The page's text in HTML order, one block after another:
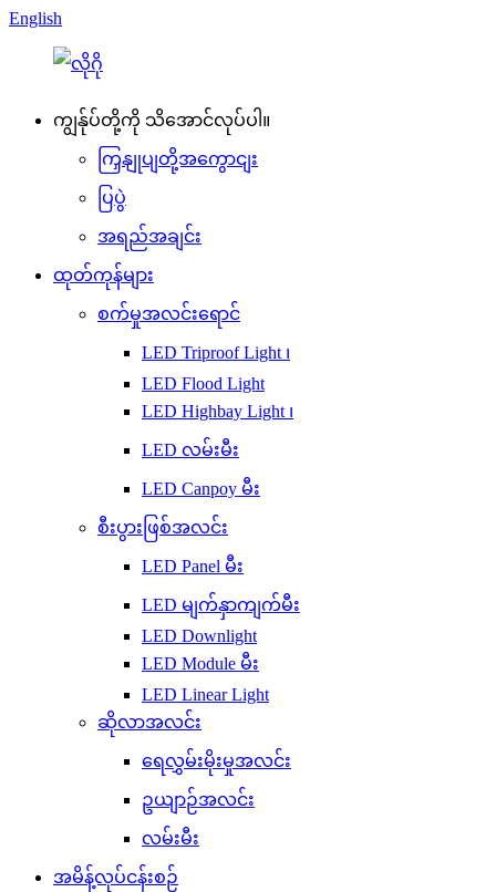
English
ကျွန်ုပ်တို့ကို သိအောင်လုပ်ပါ။
ကြှနျုပျတို့အကွောငျး
ပြပွဲ
အရည်အချင်း
ထုတ်ကုန်များ
စက်မှုအလင်းရောင်
LED Triproof Light ၊
LED Flood Light
LED Highbay Light ၊
LED လမ်းမီး
LED Canpoy မီး
စီးပွားဖြစ်အလင်း
LED Panel မီး
LED မျက်နှာကျက်မီး
LED Downlight
LED Module မီး
LED Linear Light
ဆိုလာအလင်း
ရေလွှမ်းမိုးမှုအလင်း
ဥယျာဉ်အလင်း
လမ်းမီး
အမိန့်လုပ်ငန်းစဉ်